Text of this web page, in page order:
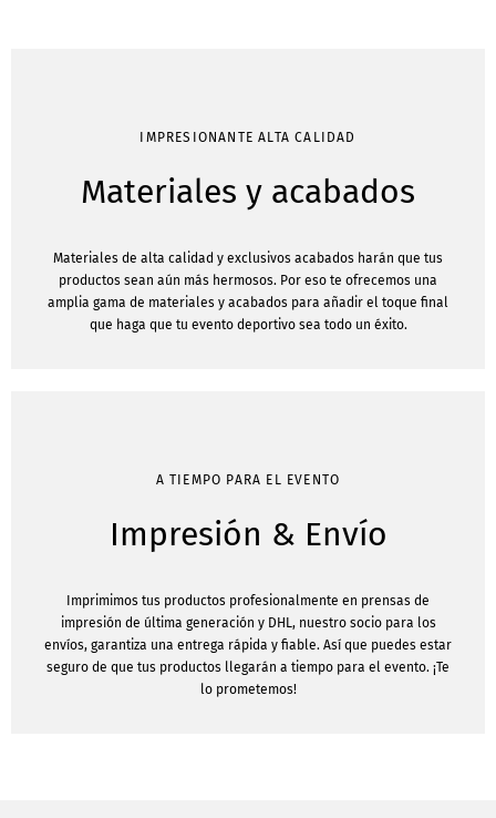
IMPRESIONANTE ALTA CALIDAD
Materiales y acabados
Materiales de alta calidad y exclusivos acabados harán que tus
productos sean aún más hermosos. Por eso te ofrecemos una
amplia gama de materiales y acabados para añadir el toque final
que haga que tu evento deportivo sea todo un éxito.
A TIEMPO PARA EL EVENTO
Impresión & Envío
Imprimimos tus productos profesionalmente en prensas de
impresión de última generación y DHL, nuestro socio para los
envíos, garantiza una entrega rápida y fiable. Así que puedes estar
seguro de que tus productos llegarán a tiempo para el evento. ¡Te
lo prometemos!